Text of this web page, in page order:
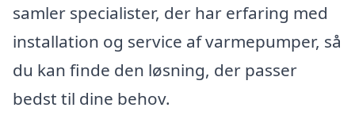
samler specialister, der har erfaring med
installation og service af varmepumper, så
du kan finde den løsning, der passer
bedst til dine behov.